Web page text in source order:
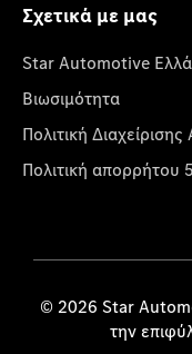
Σχετικά με μας
Star Automotive
Βιωσιμότητα
Πολιτική
Πολιτική απορρήτου
© 2026 Star
την